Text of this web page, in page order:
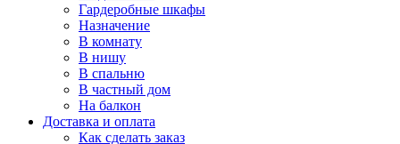
Гардеробные шкафы
Назначение
В комнату
В нишу
В спальню
В частный дом
На балкон
Доставка и оплата
Как сделать заказ